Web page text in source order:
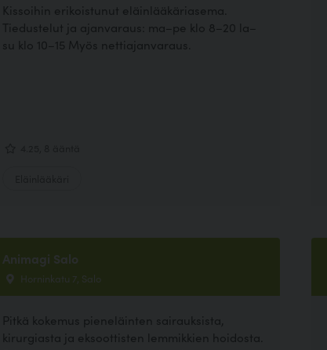
Kissoihin erikoistunut eläinlääkäriasema.
Tiedustelut ja ajanvaraus: ma–pe klo 8–20 la–
su klo 10–15 Myös nettiajanvaraus.
Animagi Salo
Horninkatu 7, Salo
Pitkä kokemus pieneläinten sairauksista,
kirurgiasta ja eksoottisten lemmikkien hoidosta.